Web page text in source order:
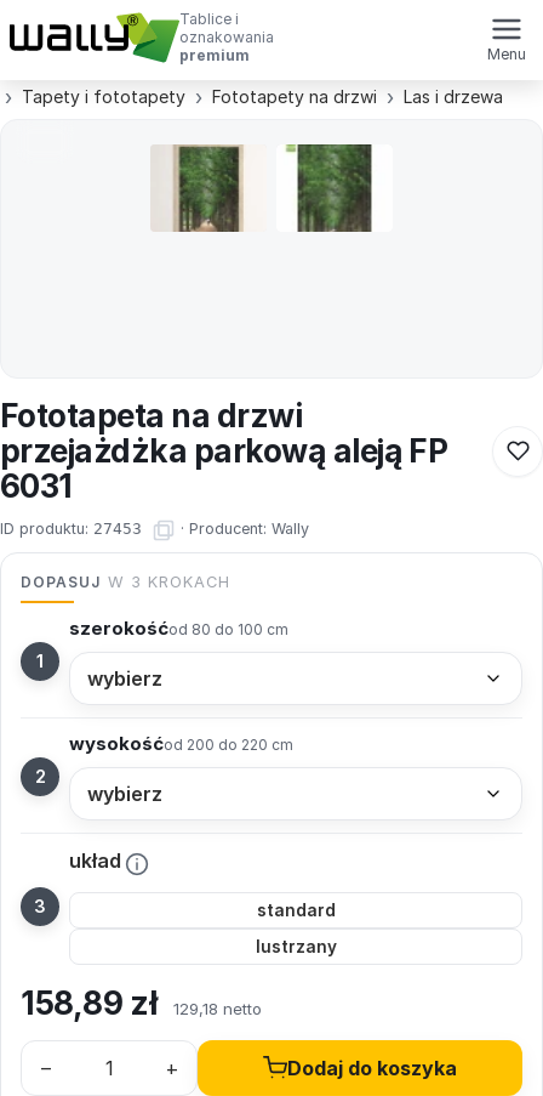
Tablice i
oznakowania
premium
Menu
Tapety i fototapety Fototapety na drzwi Las i drzewa
Fototapeta na drzwi
przejażdżka parkową aleją FP
6031
ID produktu: 27453 · Producent: Wally
DOPASUJ W 3 KROKACH
szerokośćod 80 do 100 cm
wysokośćod 200 do 220 cm
układ
standard
lustrzany
158,89 zł 129,18 netto
– + Dodaj do koszyka